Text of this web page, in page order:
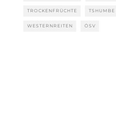
TROCKENFRÜCHTE TSHUMBE
WESTERNREITEN ÖSV